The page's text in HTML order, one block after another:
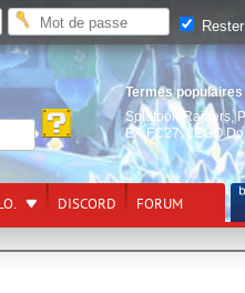
Termes
Splatoon Raiders,
EA FC27,LEGO
DISCORD FORUM